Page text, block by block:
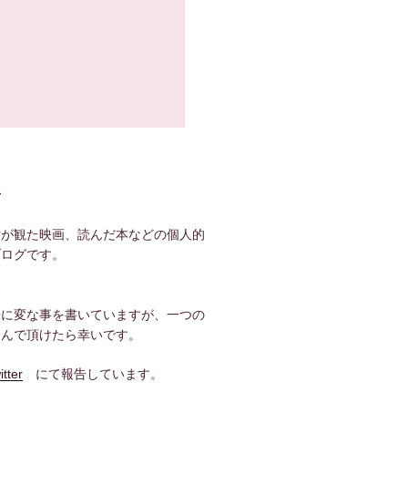
観た映画、読んだ本などの個人的
グです。
変な事を書いていますが、一つの
で頂けたら幸いです。
にて報告しています。